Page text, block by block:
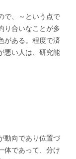
で、～という点で
り合いなことが多
がある。程度で済
悪い人は、研究能
動向であり位置づ
体であって、分け